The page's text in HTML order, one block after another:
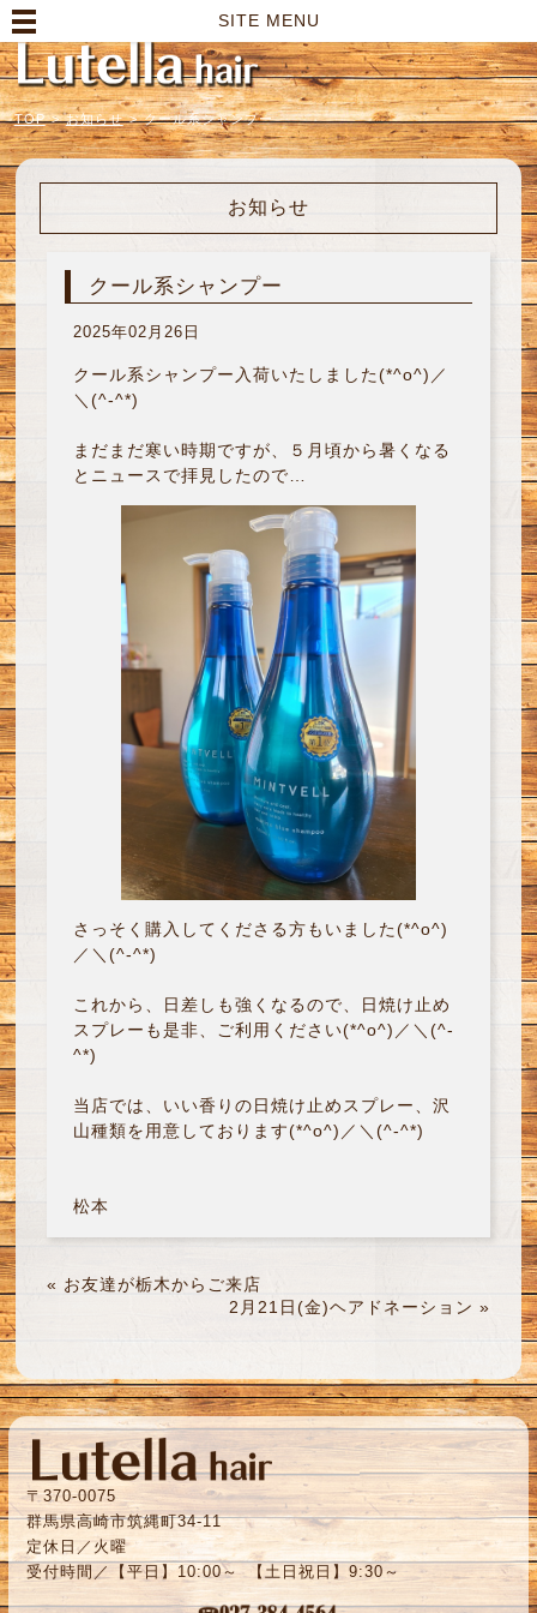
SITE MENU
TOP > お知らせ > クール系シャンプー
お知らせ
クール系シャンプー
2025年02月26日
クール系シャンプー入荷いたしました(*^o^)／
＼(^-^*)
まだまだ寒い時期ですが、５月頃から暑くなる
とニュースで拝見したので…
さっそく購入してくださる方もいました(*^o^)
／＼(^-^*)
これから、日差しも強くなるので、日焼け止め
スプレーも是非、ご利用ください(*^o^)／＼(^-
^*)
当店では、いい香りの日焼け止めスプレー、沢
山種類を用意しております(*^o^)／＼(^-^*)
松本
« お友達が栃木からご来店
2月21日(金)ヘアドネーション »
〒370-0075
群馬県高崎市筑縄町34-11
定休日／火曜
受付時間／【平日】10:00～ 【土日祝日】9:30～